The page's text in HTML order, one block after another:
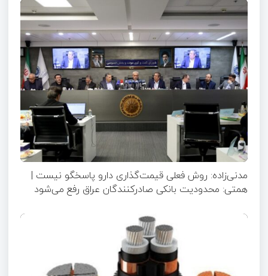
مدنی‌زاده: روش فعلی قیمت‌گذاری دارو پاسخگو نیست |
همتی: محدودیت بانکی صادرکنندگان عراق رفع می‌شود